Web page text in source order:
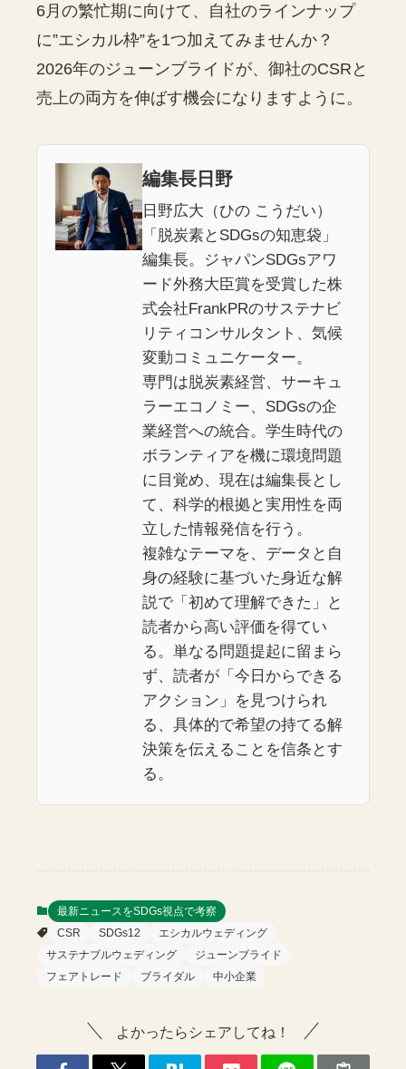
6月の繁忙期に向けて、自社のラインナップ
に”エシカル枠”を1つ加えてみませんか？
2026年のジューンブライドが、御社のCSRと
売上の両方を伸ばす機会になりますように。
編集長日野
日野広大（ひの こうだい）
「脱炭素とSDGsの知恵袋」
編集長。ジャパンSDGsアワ
ード外務大臣賞を受賞した株
式会社FrankPRのサステナビ
リティコンサルタント、気候
変動コミュニケーター。
専門は脱炭素経営、サーキュ
ラーエコノミー、SDGsの企
業経営への統合。学生時代の
ボランティアを機に環境問題
に目覚め、現在は編集長とし
て、科学的根拠と実用性を両
立した情報発信を行う。
複雑なテーマを、データと自
身の経験に基づいた身近な解
説で「初めて理解できた」と
読者から高い評価を得てい
る。単なる問題提起に留まら
ず、読者が「今日からできる
アクション」を見つけられ
る、具体的で希望の持てる解
決策を伝えることを信条とす
る。
最新ニュースをSDGs視点で考察
CSR
SDGs12
エシカルウェディング
サステナブルウェディング
ジューンブライド
フェアトレード
ブライダル 中小企業
よかったらシェアしてね！